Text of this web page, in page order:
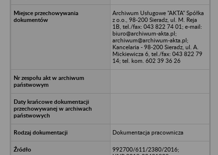
Archiwum Usługowe "AKTA" Spółka
z o.o., 98-200 Sieradz, ul. M. Reja
1B, tel./fax: 043 822 74 01; e-mail:
biuro@archiwum-akta.pl;
archiwum@archiwum-akta.pl;
Kancelaria - 98-200 Sieradz, ul. A.
Mickiewicza 6, tel./fax: 043 822 79
14; tel. kom. 602 39 36 26
Dokumentacja pracownicza
992700/611/2380/2016;